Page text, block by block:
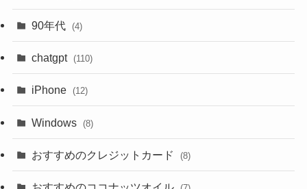
90年代 (4)
chatgpt (110)
iPhone (12)
Windows (8)
おすすめのクレジットカード (8)